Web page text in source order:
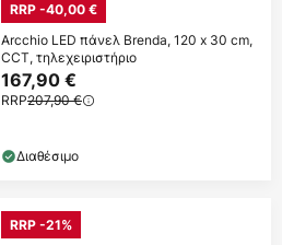
RRP -40,00 €
Arcchio LED πάνελ Brenda, 120 x 30 cm,
CCT, τηλεχειριστήριο
167,90 €
RRP207,90 €
Διαθέσιμο
RRP -21%